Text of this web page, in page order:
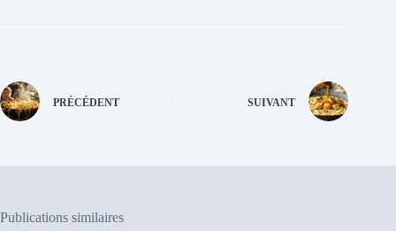
PRÉCÉDENT SUIVANT
Publications similaires